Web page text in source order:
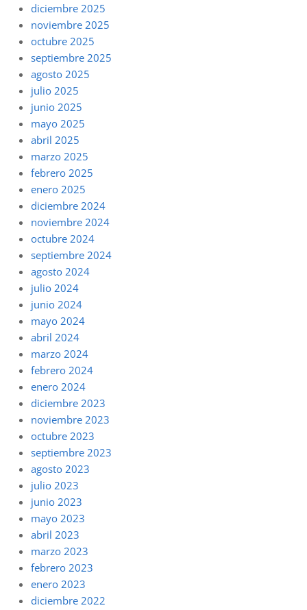
diciembre 2025
noviembre 2025
octubre 2025
septiembre 2025
agosto 2025
julio 2025
junio 2025
mayo 2025
abril 2025
marzo 2025
febrero 2025
enero 2025
diciembre 2024
noviembre 2024
octubre 2024
septiembre 2024
agosto 2024
julio 2024
junio 2024
mayo 2024
abril 2024
marzo 2024
febrero 2024
enero 2024
diciembre 2023
noviembre 2023
octubre 2023
septiembre 2023
agosto 2023
julio 2023
junio 2023
mayo 2023
abril 2023
marzo 2023
febrero 2023
enero 2023
diciembre 2022